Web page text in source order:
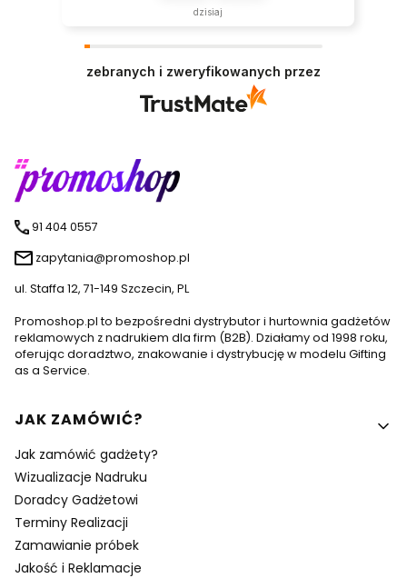
dzisiaj
zebranych i zweryfikowanych przez
91 404 0557
zapytania@promoshop.pl
ul. Staffa 12, 71-149 Szczecin, PL
Promoshop.pl to bezpośredni dystrybutor i hurtownia gadżetów
reklamowych z nadrukiem dla firm (B2B). Działamy od 1998 roku,
oferując doradztwo, znakowanie i dystrybucję w modelu Gifting
as a Service.
Linki w stopce
JAK ZAMÓWIĆ?
Jak zamówić gadżety?
Wizualizacje Nadruku
Doradcy Gadżetowi
Terminy Realizacji
Zamawianie próbek
Jakość i Reklamacje